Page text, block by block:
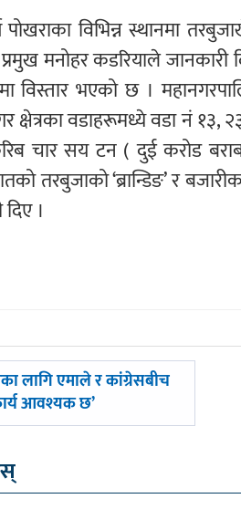
विभिन्न स्थानमा
मनोहर कडरियाले
विस्तार भएको छ ।
क्षेत्रका वडाहरूमध्ये वडा नं
चार सय टन ( दुई करोड
तरबुजाको ‘ब्रान्डिङ’ र
।
लागि एमाले र कांग्रेसबीच
आवश्यक छ’